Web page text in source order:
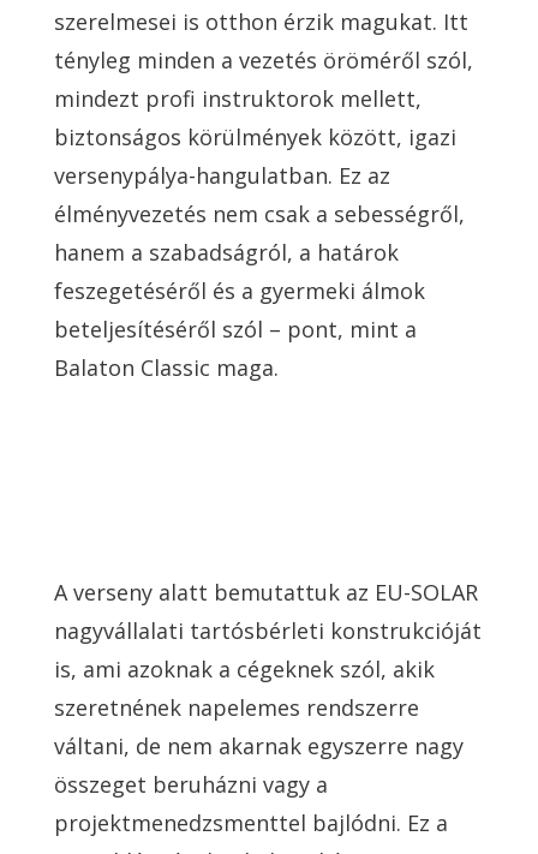
szerelmesei is otthon érzik magukat. Itt
tényleg minden a vezetés öröméről szól,
mindezt profi instruktorok mellett,
biztonságos körülmények között, igazi
versenypálya-hangulatban. Ez az
élményvezetés nem csak a sebességről,
hanem a szabadságról, a határok
feszegetéséről és a gyermeki álmok
beteljesítéséről szól – pont, mint a
Balaton Classic maga.
A verseny alatt bemutattuk az EU-SOLAR
nagyvállalati tartósbérleti konstrukcióját
is, ami azoknak a cégeknek szól, akik
szeretnének napelemes rendszerre
váltani, de nem akarnak egyszerre nagy
összeget beruházni vagy a
projektmenedzsmenttel bajlódni. Ez a